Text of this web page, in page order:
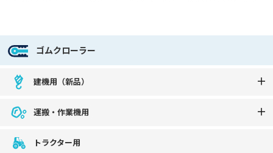
ゴムクローラー
建機用（新品）
運搬・作業機用
トラクター用